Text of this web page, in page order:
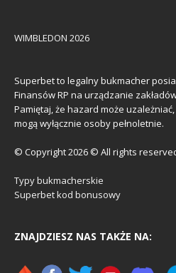
WIMBLEDON 2026
Superbet to legalny bukmacher
Finansów RP na urządzanie
Pamiętaj, że hazard może
mogą wyłącznie osoby pełnoletnie.
© Copyright 2026 © All rights
Typy bukmacherskie
Superbet kod bonusowy
ZNAJDZIESZ NAS TAKŻE NA: